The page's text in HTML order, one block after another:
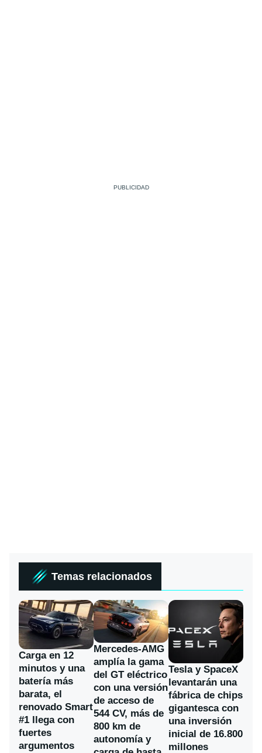
Temas relacionados
Carga en 12
minutos y una
batería más
barata, el
renovado Smart
#1 llega con
fuertes
argumentos
Mercedes-AMG
amplía la gama
del GT eléctrico
con una versión
de acceso de
544 CV, más de
800 km de
autonomía y
Tesla y SpaceX
levantarán una
fábrica de chips
gigantesca con
una inversión
inicial de 16.800
millones